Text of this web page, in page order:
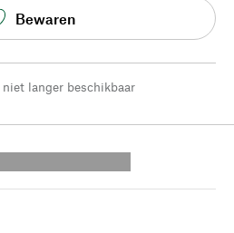
Bewaren
niet langer beschikbaar